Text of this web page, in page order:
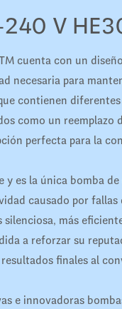
240 V
cuenta con un
necesaria para
contienen
como un reemplazo
perfecta para la
es la única bomba
causado por
silenciosa, más
a reforzar su
finales al
e innovadoras